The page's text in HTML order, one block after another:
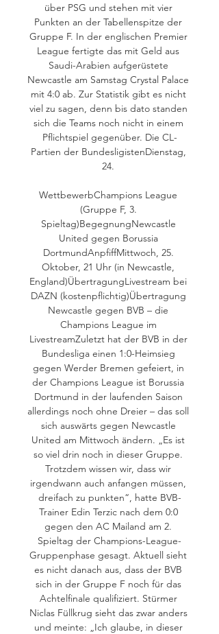
über PSG und stehen mit vier
Punkten an der Tabellenspitze der
Gruppe F. In der englischen Premier
League fertigte das mit Geld aus
Saudi-Arabien aufgerüstete
Newcastle am Samstag Crystal Palace
mit 4:0 ab. Zur Statistik gibt es nicht
viel zu sagen, denn bis dato standen
sich die Teams noch nicht in einem
Pflichtspiel gegenüber. Die CL-
Partien der BundesligistenDienstag,
24.
WettbewerbChampions League
(Gruppe F, 3.
Spieltag)BegegnungNewcastle
United gegen Borussia
DortmundAnpfiffMittwoch, 25.
Oktober, 21 Uhr (in Newcastle,
England)ÜbertragungLivestream bei
DAZN (kostenpflichtig)Übertragung
Newcastle gegen BVB – die
Champions League im
LivestreamZuletzt hat der BVB in der
Bundesliga einen 1:0-Heimsieg
gegen Werder Bremen gefeiert, in
der Champions League ist Borussia
Dortmund in der laufenden Saison
allerdings noch ohne Dreier – das soll
sich auswärts gegen Newcastle
United am Mittwoch ändern. „Es ist
so viel drin noch in dieser Gruppe.
Trotzdem wissen wir, dass wir
irgendwann auch anfangen müssen,
dreifach zu punkten“, hatte BVB-
Trainer Edin Terzic nach dem 0:0
gegen den AC Mailand am 2.
Spieltag der Champions-League-
Gruppenphase gesagt. Aktuell sieht
es nicht danach aus, dass der BVB
sich in der Gruppe F noch für das
Achtelfinale qualifiziert. Stürmer
Niclas Füllkrug sieht das zwar anders
und meinte: „Ich glaube, in dieser